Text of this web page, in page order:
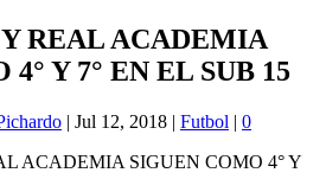
REAL ACADEMIA
Y 7° EN EL SUB 15
| Jul 12, 2018 | Futbol | 0